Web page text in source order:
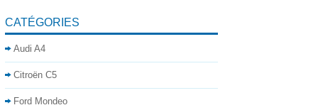
CATÉGORIES
Audi A4
Citroën C5
Ford Mondeo